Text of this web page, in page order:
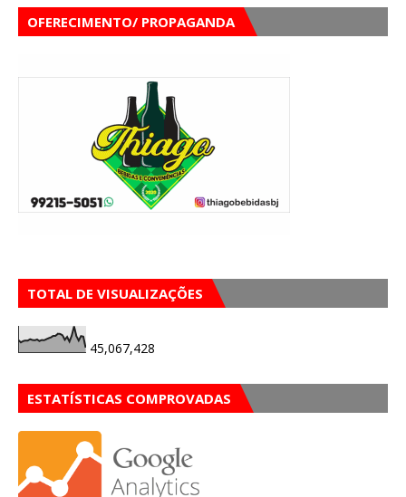
OFERECIMENTO/ PROPAGANDA
TOTAL DE VISUALIZAÇÕES
45,067,428
ESTATÍSTICAS COMPROVADAS